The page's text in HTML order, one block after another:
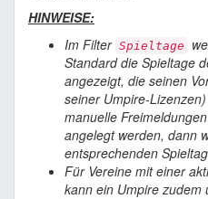
HINWEISE:
Im Filter Spieltage
Standard die Spieltage
angezeigt, die seinen
seiner Umpire-
manuelle
angelegt werden, dann
entsprechenden
Für Vereine mit einer
kann ein Umpire zudem